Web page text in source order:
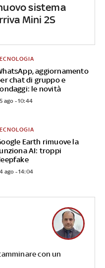
sistema
Mini 2S
aggiornamento
chat di gruppo e
le novità
ago - 10:44
Earth rimuove la
AI: troppi
ago - 14:04
con un